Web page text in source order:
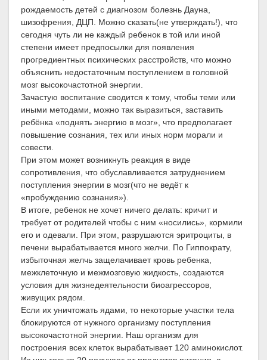
рождаемость детей с диагнозом болезнь Дауна,
шизофрения, ДЦП. Можно сказать(не утверждать!), что
сегодня чуть ли не каждый ребенок в той или иной
степени имеет предпосылки для появления
прогредиентных психических расстройств, что можно
объяснить недостаточным поступлением в головной
мозг высокочастотной энергии.
Зачастую воспитание сводится к тому, чтобы теми или
иными методами, можно так выразиться, заставить
ребёнка «поднять энергию в мозг», что предполагает
повышение сознания, тех или иных норм морали и
совести.
При этом может возникнуть реакция в виде
сопротивления, что обуславливается затруднением
поступления энергии в мозг(что не ведёт к
«пробуждению сознания»).
В итоге, ребенок не хочет ничего делать: кричит и
требует от родителей чтобы с ним «носились», кормили
его и одевали. При этом, разрушаются эритроциты, в
печени вырабатывается много желчи. По Гиппократу,
избыточная желчь защелачивает кровь ребенка,
межклеточную и межмозговую жидкость, создаются
условия для жизнедеятельности биоагрессоров,
живущих рядом.
Если их уничтожать ядами, то некоторые участки тела
блокируются от нужного организму поступления
высокочастотной энергии. Наш организм для
построения всех клеток вырабатывает 120 аминокислот.